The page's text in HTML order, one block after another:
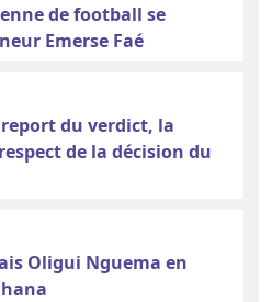
de football se
Emerse Faé
report du verdict, la
de la décision du
Oligui Nguema en